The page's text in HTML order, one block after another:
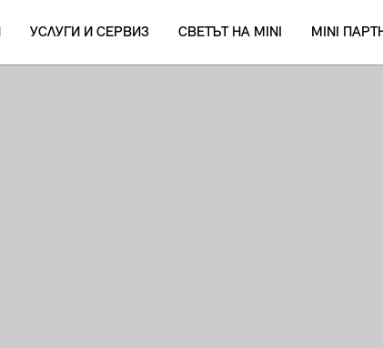
УСЛУГИ И СЕРВИЗ СВЕТЪТ НА MINI MINI